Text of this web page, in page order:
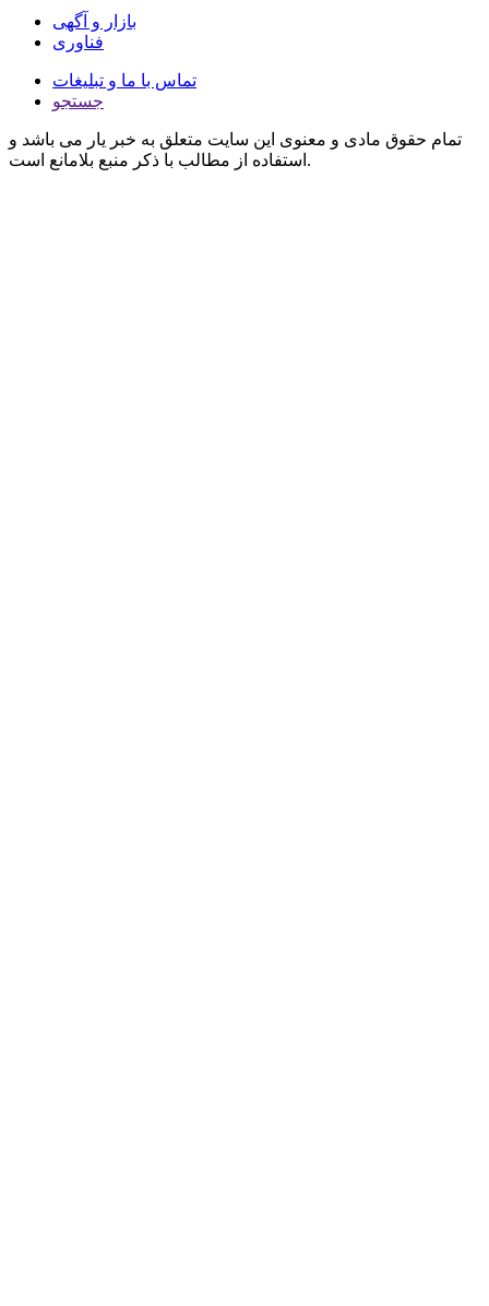
بازار و آگهی
فناوری
تماس با ما و تبلیغات
جستجو
تمام حقوق مادی و معنوی این سایت متعلق به خبر یار می باشد و
استفاده از مطالب با ذکر منبع بلامانع است.